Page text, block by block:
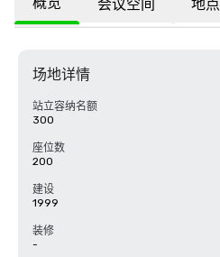
会议空间 地点
场地详情
站立容纳名额
300
座位数
200
建设
1999
装修
-